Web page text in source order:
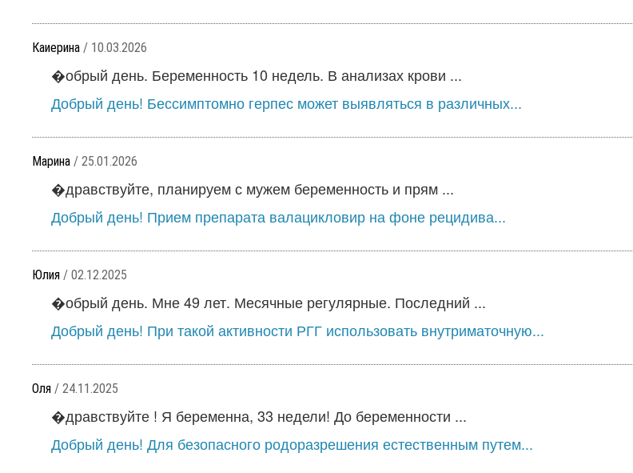
Каиерина / 10.03.2026
�обрый день. Беременность 10 недель. В анализах крови ...
Добрый день! Бессимптомно герпес может выявляться в различных...
Марина / 25.01.2026
�дравствуйте, планируем с мужем беременность и прям ...
Добрый день! Прием препарата валацикловир на фоне рецидива...
Юлия / 02.12.2025
�обрый день. Мне 49 лет. Месячные регулярные. Последний ...
Добрый день! При такой активности РГГ использовать внутриматочную...
Оля / 24.11.2025
�дравствуйте ! Я беременна, 33 недели! До беременности ...
Добрый день! Для безопасного родоразрешения естественным путем...